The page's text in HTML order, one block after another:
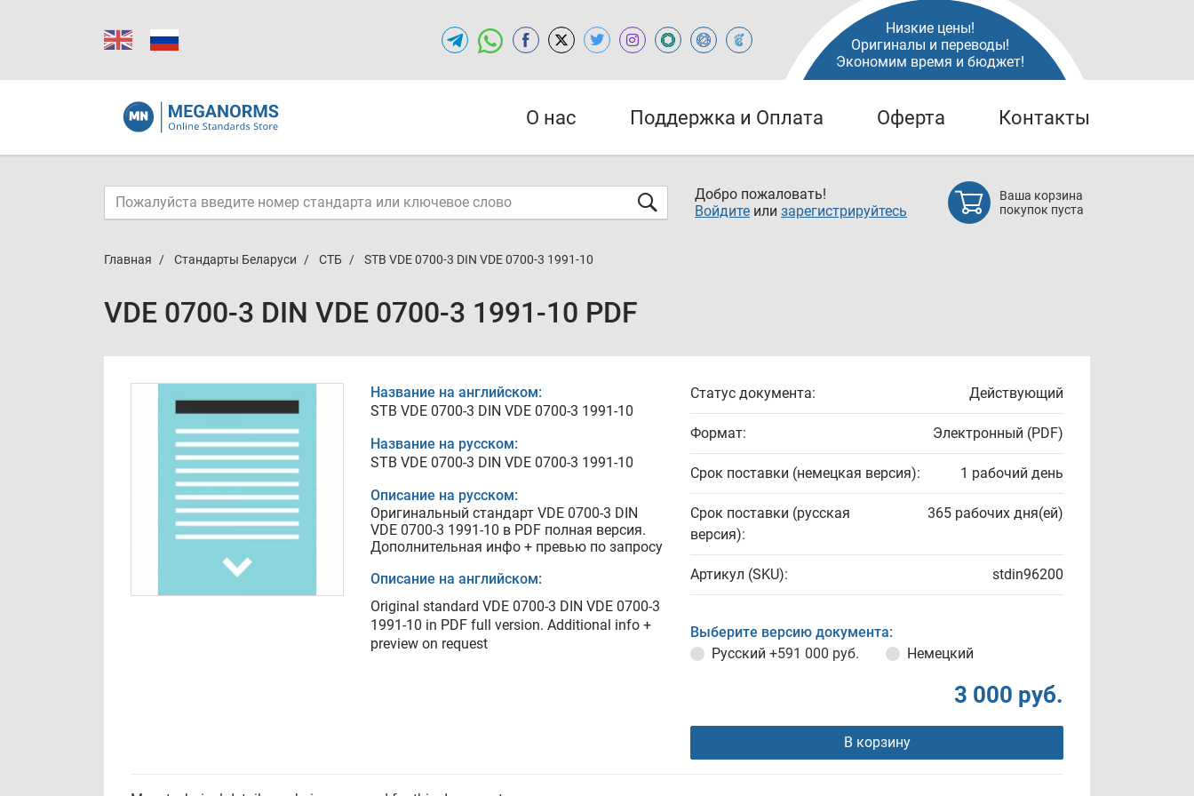
Низкие цены!
Оригиналы и переводы!
Экономим время и бюджет!
О нас Поддержка и Оплата Оферта Контакты
Добро пожаловать!
Войдите или зарегистрируйтесь
Ваша корзина
покупок пуста
Главная Стандарты Беларуси СТБ STB VDE 0700-3 DIN VDE 0700-3 1991-10
VDE 0700-3 DIN VDE 0700-3 1991-10 PDF
Название на английском:
STB VDE 0700-3 DIN VDE 0700-3 1991-10
Название на русском:
STB VDE 0700-3 DIN VDE 0700-3 1991-10
Описание на русском:
Оригинальный стандарт VDE 0700-3 DIN
VDE 0700-3 1991-10 в PDF полная версия.
Дополнительная инфо + превью по запросу
Описание на английском:
Original standard VDE 0700-3 DIN VDE 0700-3
1991-10 in PDF full version. Additional info +
preview on request
Статус документа: Действующий
Формат: Электронный (PDF)
Срок поставки (немецкая версия): 1 рабочий день
Срок поставки (русская
версия):
365 рабочих дня(ей)
Артикул (SKU): stdin96200
Выберите версию документа:
Русский +591 000 руб. Немецкий
3 000 руб.
В корзину